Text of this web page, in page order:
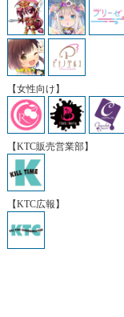
【女性向け】
【KTC販売営業部】
【KTC広報】